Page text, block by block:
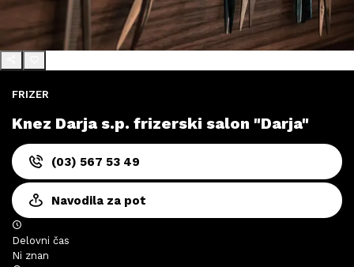
FRIZER
Knez Darja s.p. frizerski salon "Darja"
(03) 567 53 49
Navodila za pot
Delovni čas
Ni znan